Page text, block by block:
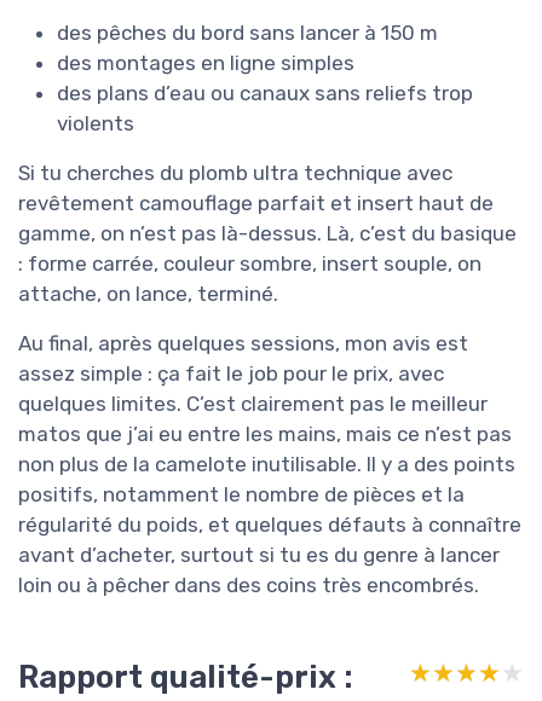
des pêches du bord sans lancer à 150 m
des montages en ligne simples
des plans d’eau ou canaux sans reliefs trop
violents
Si tu cherches du plomb ultra technique avec
revêtement camouflage parfait et insert haut de
gamme, on n’est pas là-dessus. Là, c’est du basique
: forme carrée, couleur sombre, insert souple, on
attache, on lance, terminé.
Au final, après quelques sessions, mon avis est
assez simple : ça fait le job pour le prix, avec
quelques limites. C’est clairement pas le meilleur
matos que j’ai eu entre les mains, mais ce n’est pas
non plus de la camelote inutilisable. Il y a des points
positifs, notamment le nombre de pièces et la
régularité du poids, et quelques défauts à connaître
avant d’acheter, surtout si tu es du genre à lancer
loin ou à pêcher dans des coins très encombrés.
Rapport qualité-prix :
★★★★★
★★★★★